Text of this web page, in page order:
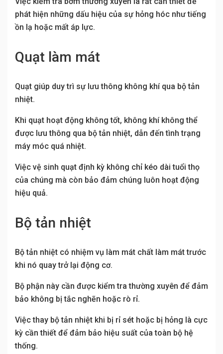
phát hiện những dấu hiệu của sự hỏng hóc như tiếng
ồn lạ hoặc mất áp lực.
Quạt làm mát
Quạt giúp duy trì sự lưu thông không khí qua bộ tản
nhiệt.
Khi quạt hoạt động không tốt, không khí không thể
được lưu thông qua bộ tản nhiệt, dẫn đến tình trạng
máy móc quá nhiệt.
Việc vệ sinh quạt định kỳ không chỉ kéo dài tuổi thọ
của chúng mà còn bảo đảm chúng luôn hoạt động
hiệu quả.
Bộ tản nhiệt
Bộ tản nhiệt có nhiệm vụ làm mát chất làm mát trước
khi nó quay trở lại động cơ.
Bộ phận này cần được kiểm tra thường xuyên để đảm
bảo không bị tắc nghẽn hoặc rò rỉ.
Việc thay bộ tản nhiệt khi bị rỉ sét hoặc bị hỏng là cực
kỳ cần thiết để đảm bảo hiệu suất của toàn bộ hệ
thống.